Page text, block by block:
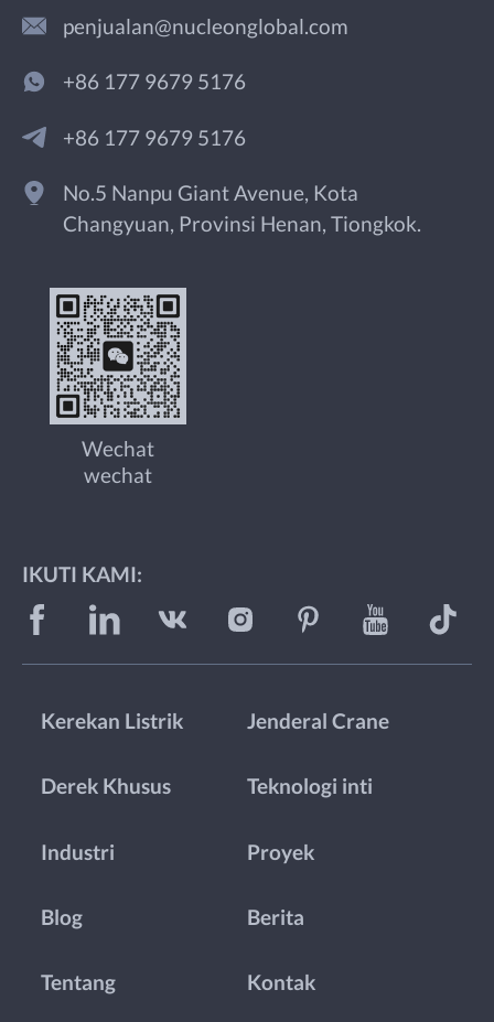
penjualan@nucleonglobal.com
+86 177 9679 5176
+86 177 9679 5176
No.5 Nanpu Giant Avenue, Kota
Changyuan, Provinsi Henan, Tiongkok.
Wechat
wechat
IKUTI KAMI:
Kerekan Listrik Jenderal Crane
Derek Khusus Teknologi inti
Industri Proyek
Blog Berita
Tentang Kontak